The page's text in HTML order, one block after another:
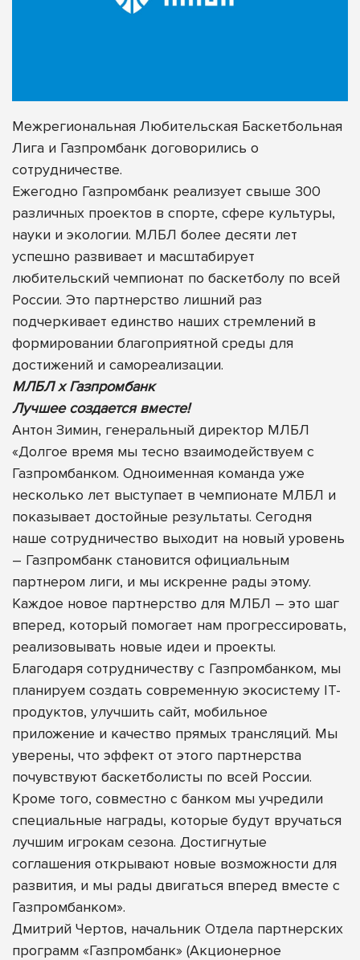
Межрегиональная Любительская Баскетбольная
Лига и Газпромбанк договорились о
сотрудничестве.
Ежегодно Газпромбанк реализует свыше 300
различных проектов в спорте, сфере культуры,
науки и экологии. МЛБЛ более десяти лет
успешно развивает и масштабирует
любительский чемпионат по баскетболу по всей
России. Это партнерство лишний раз
подчеркивает единство наших стремлений в
формировании благоприятной среды для
достижений и самореализации.
МЛБЛ х Газпромбанк
Лучшее создается вместе!
Антон Зимин, генеральный директор МЛБЛ
«Долгое время мы тесно взаимодействуем с
Газпромбанком. Одноименная команда уже
несколько лет выступает в чемпионате МЛБЛ и
показывает достойные результаты. Сегодня
наше сотрудничество выходит на новый уровень
– Газпромбанк становится официальным
партнером лиги, и мы искренне рады этому.
Каждое новое партнерство для МЛБЛ – это шаг
вперед, который помогает нам прогрессировать,
реализовывать новые идеи и проекты.
Благодаря сотрудничеству с Газпромбанком, мы
планируем создать современную экосистему IT-
продуктов, улучшить сайт, мобильное
приложение и качество прямых трансляций. Мы
уверены, что эффект от этого партнерства
почувствуют баскетболисты по всей России.
Кроме того, совместно с банком мы учредили
специальные награды, которые будут вручаться
лучшим игрокам сезона. Достигнутые
соглашения открывают новые возможности для
развития, и мы рады двигаться вперед вместе с
Газпромбанком».
Дмитрий Чертов, начальник Отдела партнерских
программ «Газпромбанк» (Акционерное